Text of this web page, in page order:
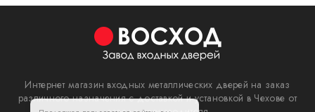
Интернет магазин входных металлических дверей на заказ
различного назначения с доставкой и установкой в Чехове от